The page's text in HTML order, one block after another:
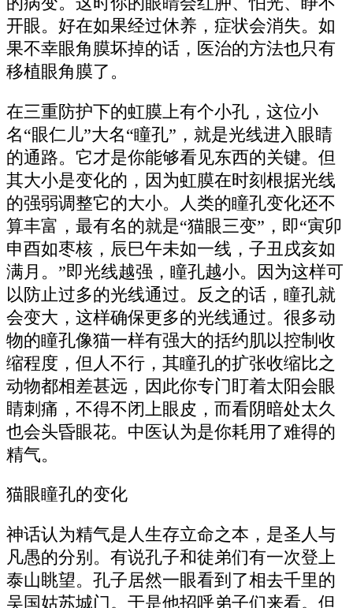
开眼。好在如果经过休养，症状会消失。如
果不幸眼角膜坏掉的话，医治的方法也只有
移植眼角膜了。
在三重防护下的虹膜上有个小孔，这位小
名“眼仁儿”大名“瞳孔”，就是光线进入眼睛
的通路。它才是你能够看见东西的关键。但
其大小是变化的，因为虹膜在时刻根据光线
的强弱调整它的大小。人类的瞳孔变化还不
算丰富，最有名的就是“猫眼三变”，即“寅卯
申酉如枣核，辰巳午未如一线，子丑戌亥如
满月。”即光线越强，瞳孔越小。因为这样可
以防止过多的光线通过。反之的话，瞳孔就
会变大，这样确保更多的光线通过。很多动
物的瞳孔像猫一样有强大的括约肌以控制收
缩程度，但人不行，其瞳孔的扩张收缩比之
动物都相差甚远，因此你专门盯着太阳会眼
睛刺痛，不得不闭上眼皮，而看阴暗处太久
也会头昏眼花。中医认为是你耗用了难得的
精气。
猫眼瞳孔的变化
神话认为精气是人生存立命之本，是圣人与
凡愚的分别。有说孔子和徒弟们有一次登上
泰山眺望。孔子居然一眼看到了相去千里的
吴国姑苏城门。于是他招呼弟子们来看。但